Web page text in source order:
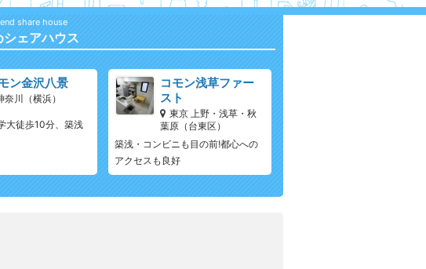
シェアハウス
ン金沢八景
奈川（横浜）
大徒歩10分、築浅
コモン浅草ファー
スト
東京 上野・浅草・秋
葉原（台東区）
築浅・コンビニも目の前!都心への
アクセスも良好